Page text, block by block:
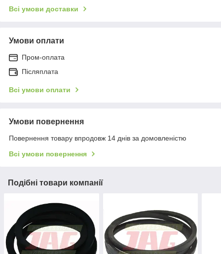
Всі умови доставки
Умови оплати
Пром-оплата
Післяплата
Всі умови оплати
Умови повернення
Повернення товару впродовж 14 днів за домовленістю
Всі умови повернення
Подібні товари компанії